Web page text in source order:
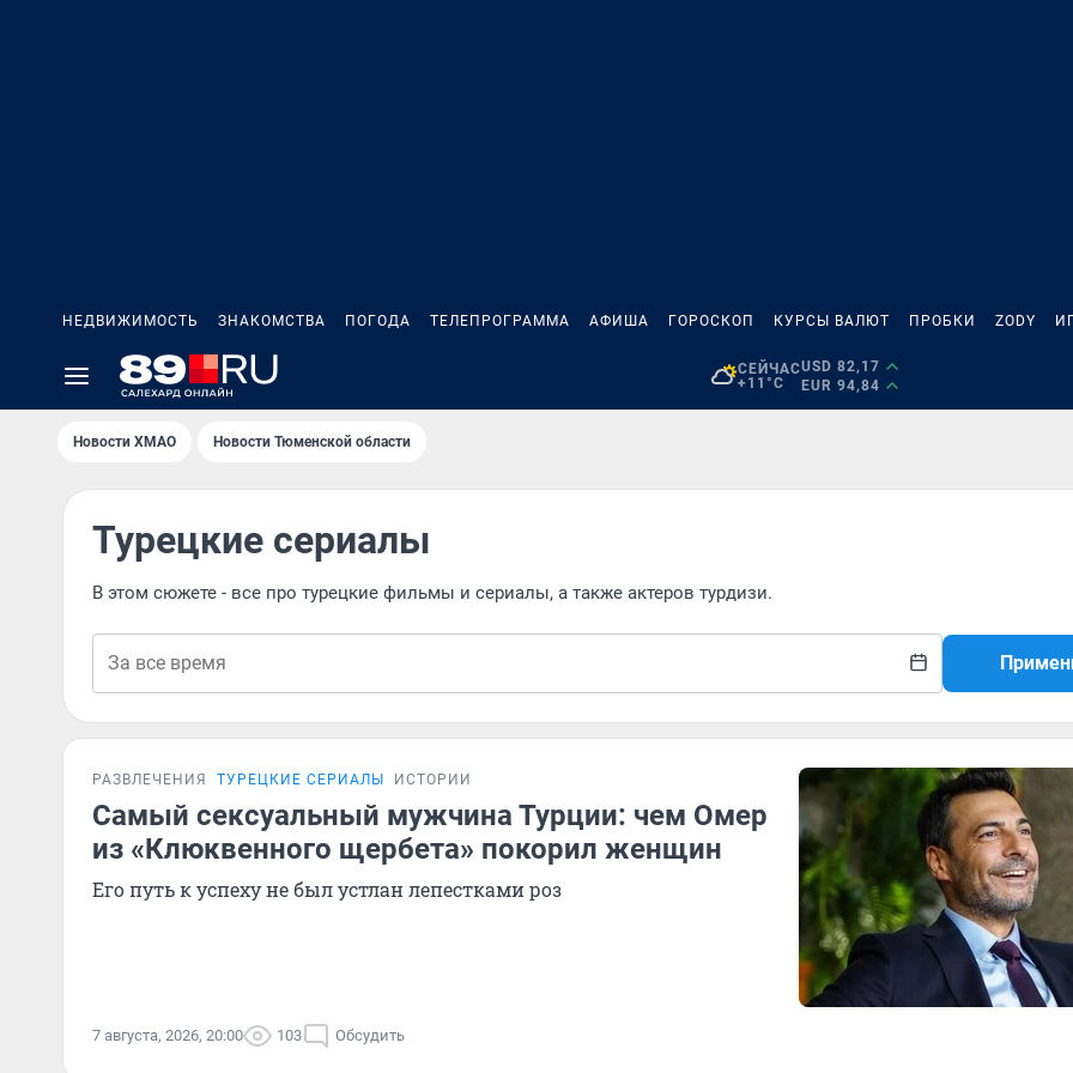
НЕДВИЖИМОСТЬ ЗНАКОМСТВА ПОГОДА ТЕЛЕПРОГРАММА АФИША ГОРОСКОП КУРСЫ ВАЛЮТ ПРОБКИ ZODY
СЕЙЧАС
+11°C
USD 82,17
EUR 94,84
Новости ХМАО Новости Тюменской области
Турецкие сериалы
В этом сюжете - все про турецкие фильмы и сериалы, а также актеров турдизи.
РАЗВЛЕЧЕНИЯ ТУРЕЦКИЕ СЕРИАЛЫ ИСТОРИИ
Самый сексуальный мужчина Турции: чем Омер
из «Клюквенного щербета» покорил женщин
Его путь к успеху не был устлан лепестками роз
7 августа, 2026, 20:00 103 Обсудить